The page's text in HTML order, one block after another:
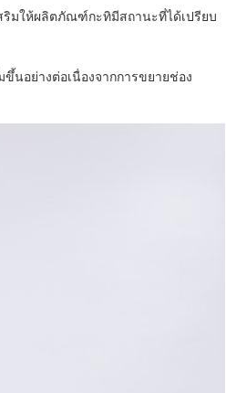
ริมให้ผลิตภัณฑ์กะทิมีสถานะที่ได้เปรียบ
นอย่างต่อเนื่องจากการขยายช่อง